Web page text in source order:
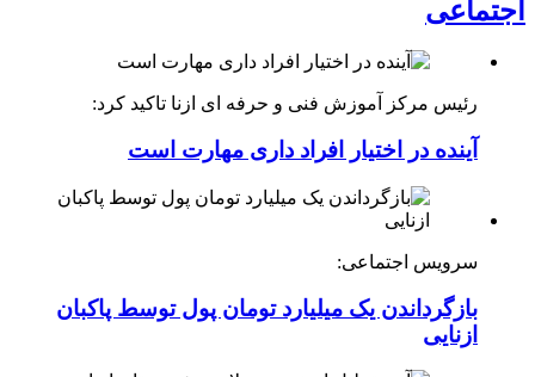
اجتماعی
رئیس مرکز آموزش فنی و حرفه ای ازنا تاکید کرد:
آینده در اختیار افراد داری مهارت است
سرویس اجتماعی:
بازگرداندن یک میلیارد تومان پول توسط پاکبان
ازنایی